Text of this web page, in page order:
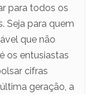
para todos os
Seja para quem
que não
os entusiastas
cifras
geração, a